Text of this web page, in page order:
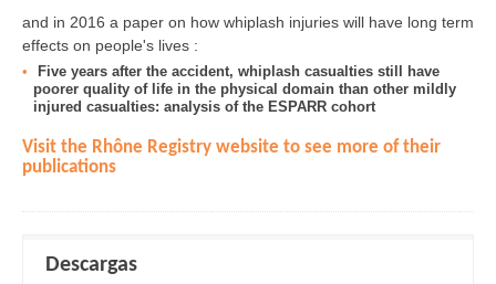
and in 2016 a paper on how whiplash injuries will have long term
effects on people's lives :
Five years after the accident, whiplash casualties still have
poorer quality of life in the physical domain than other mildly
injured casualties: analysis of the ESPARR cohort
Visit the Rhône Registry website to see more of their
publications
Descargas